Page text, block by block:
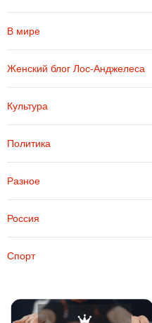
В мире
Женский блог Лос-Анджелеса
Культура
Политика
Разное
Россия
Спорт